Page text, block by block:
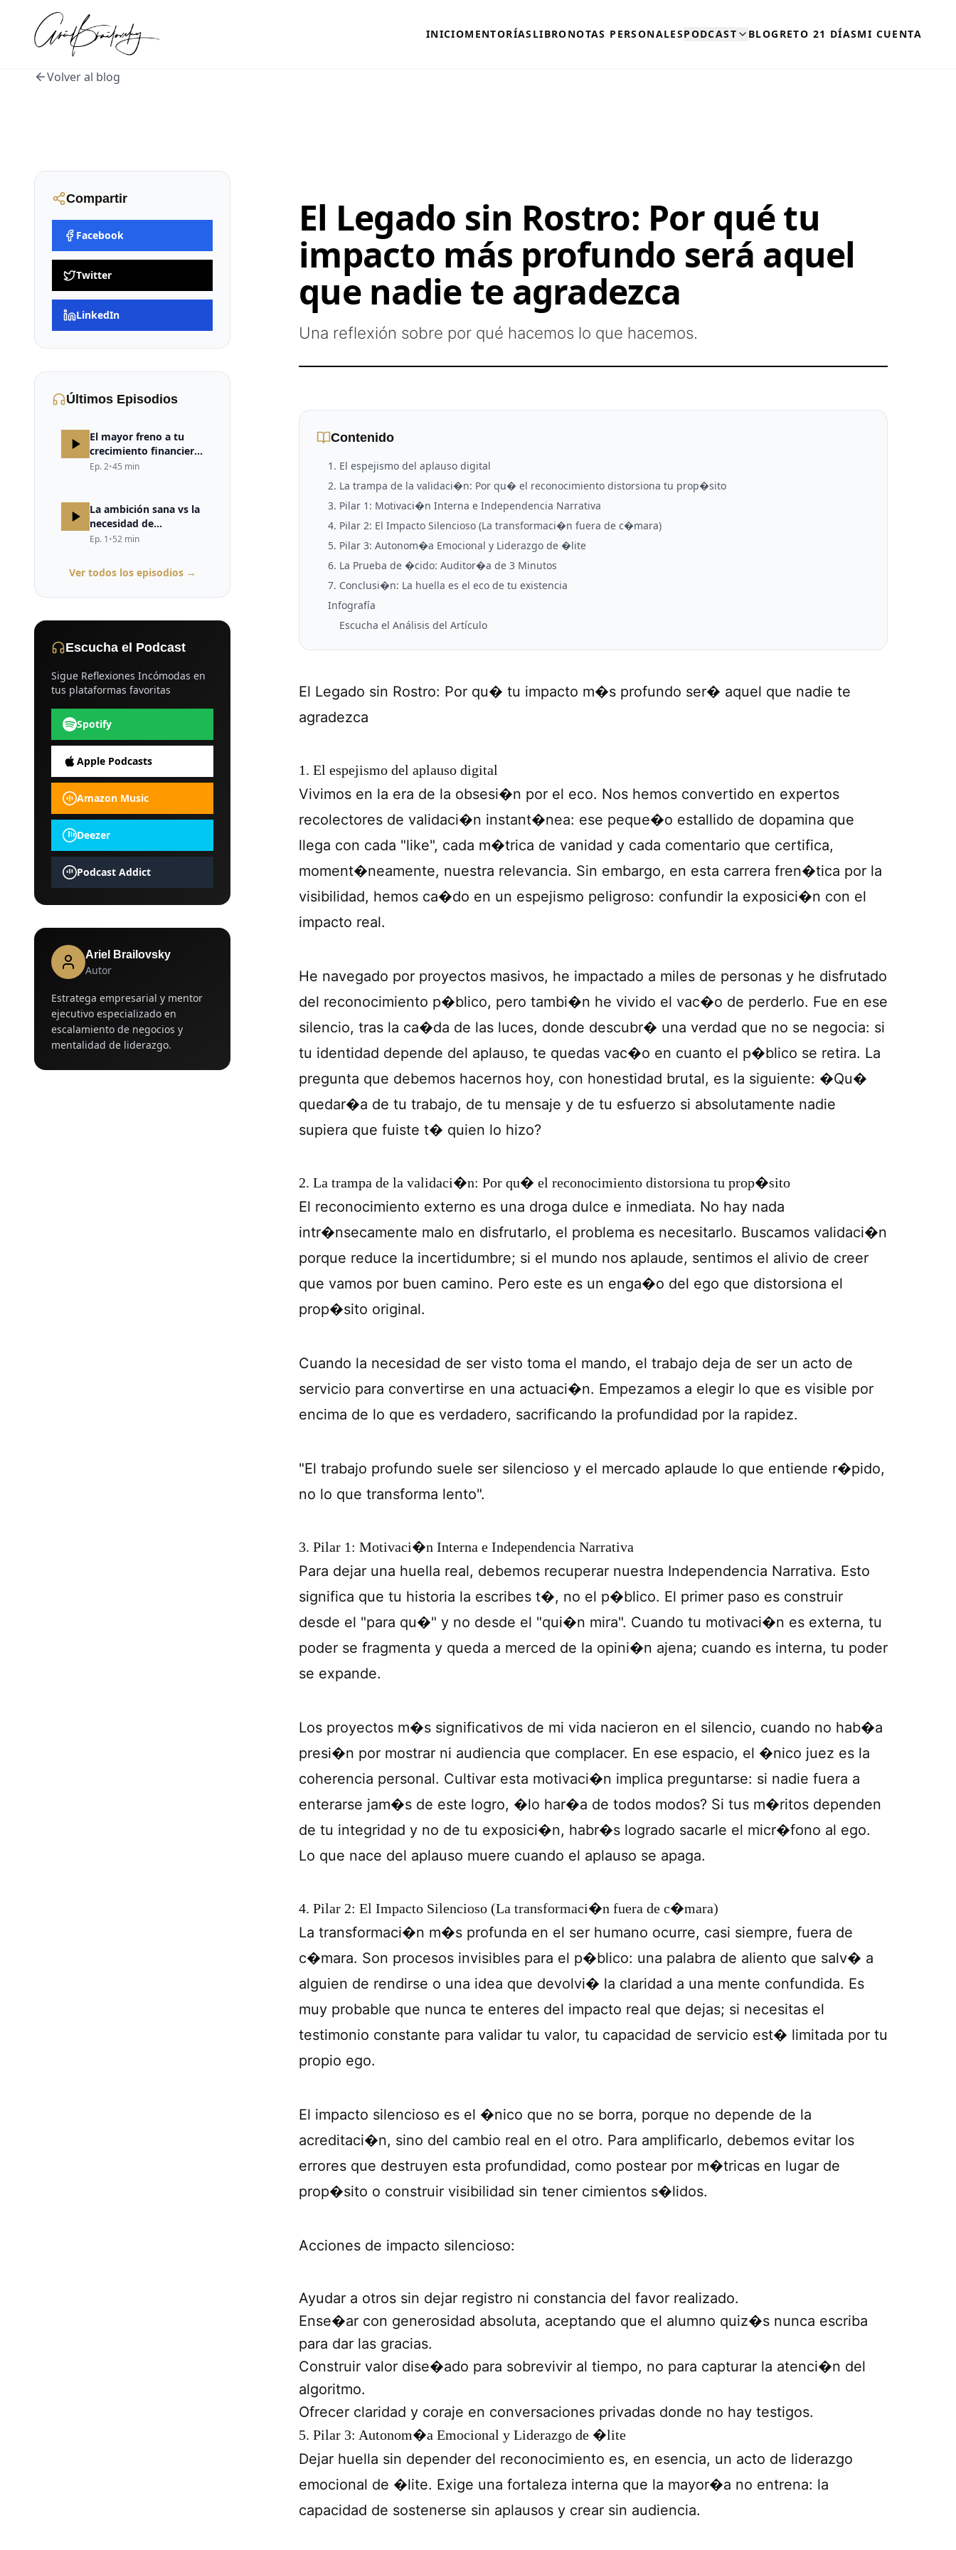
INICIOMENTORÍAS LIBRONOTAS PERSONALESPODCAST BLOG RETO 21 DÍASMI CUENTA
Volver al blog
Compartir
Facebook
Twitter
LinkedIn
Últimos Episodios
El mayor freno a tu
crecimiento financiero
no está en el mercado,
oportunidades. Está en
tu cerebro.
Ep.2•45 min
La ambición sana vs la
necesidad de
validación
Ep. 1•52 min
Ver todos los episodios →
Escucha el Podcast
Sigue Reflexiones Incómodas en
tus plataformas favoritas
Spotify
Apple Podcasts
Amazon Music
Deezer
Podcast Addict
Ariel Brailovsky
Autor
Estratega empresarial y mentor
ejecutivo especializado en
escalamiento de negocios y
mentalidad de liderazgo.
El Legado sin Rostro: Por qué tu
impacto más profundo será aquel
que nadie te agradezca
Una reflexión sobre por qué hacemos lo que hacemos.
Contenido
1. El espejismo del aplauso digital
2. La trampa de la validaci�n: Por qu� el reconocimiento distorsiona tu prop�sito
3. Pilar 1: Motivaci�n Interna e Independencia Narrativa
4. Pilar 2: El Impacto Silencioso (La transformaci�n fuera de c�mara)
5. Pilar 3: Autonom�a Emocional y Liderazgo de �lite
6. La Prueba de �cido: Auditor�a de 3 Minutos
7. Conclusi�n: La huella es el eco de tu existencia
Infografía
Escucha el Análisis del Artículo
El Legado sin Rostro: Por qu� tu impacto m�s profundo ser� aquel que nadie te
agradezca
1. El espejismo del aplauso digital
Vivimos en la era de la obsesi�n por el eco. Nos hemos convertido en expertos
recolectores de validaci�n instant�nea: ese peque�o estallido de dopamina que
llega con cada "like", cada m�trica de vanidad y cada comentario que certifica,
moment�neamente, nuestra relevancia. Sin embargo, en esta carrera fren�tica por la
visibilidad, hemos ca�do en un espejismo peligroso: confundir la exposici�n con el
impacto real.
He navegado por proyectos masivos, he impactado a miles de personas y he disfrutado
del reconocimiento p�blico, pero tambi�n he vivido el vac�o de perderlo. Fue en ese
silencio, tras la ca�da de las luces, donde descubr� una verdad que no se negocia: si
tu identidad depende del aplauso, te quedas vac�o en cuanto el p�blico se retira. La
pregunta que debemos hacernos hoy, con honestidad brutal, es la siguiente: �Qu�
quedar�a de tu trabajo, de tu mensaje y de tu esfuerzo si absolutamente nadie
supiera que fuiste t� quien lo hizo?
2. La trampa de la validaci�n: Por qu� el reconocimiento distorsiona tu prop�sito
El reconocimiento externo es una droga dulce e inmediata. No hay nada
intr�nsecamente malo en disfrutarlo, el problema es necesitarlo. Buscamos validaci�n
porque reduce la incertidumbre; si el mundo nos aplaude, sentimos el alivio de creer
que vamos por buen camino. Pero este es un enga�o del ego que distorsiona el
prop�sito original.
Cuando la necesidad de ser visto toma el mando, el trabajo deja de ser un acto de
servicio para convertirse en una actuaci�n. Empezamos a elegir lo que es visible por
encima de lo que es verdadero, sacrificando la profundidad por la rapidez.
"El trabajo profundo suele ser silencioso y el mercado aplaude lo que entiende r�pido,
no lo que transforma lento".
3. Pilar 1: Motivaci�n Interna e Independencia Narrativa
Para dejar una huella real, debemos recuperar nuestra Independencia Narrativa. Esto
significa que tu historia la escribes t�, no el p�blico. El primer paso es construir
desde el "para qu�" y no desde el "qui�n mira". Cuando tu motivaci�n es externa, tu
poder se fragmenta y queda a merced de la opini�n ajena; cuando es interna, tu poder
se expande.
Los proyectos m�s significativos de mi vida nacieron en el silencio, cuando no hab�a
presi�n por mostrar ni audiencia que complacer. En ese espacio, el �nico juez es la
coherencia personal. Cultivar esta motivaci�n implica preguntarse: si nadie fuera a
enterarse jam�s de este logro, �lo har�a de todos modos? Si tus m�ritos dependen
de tu integridad y no de tu exposici�n, habr�s logrado sacarle el micr�fono al ego.
Lo que nace del aplauso muere cuando el aplauso se apaga.
4. Pilar 2: El Impacto Silencioso (La transformaci�n fuera de c�mara)
La transformaci�n m�s profunda en el ser humano ocurre, casi siempre, fuera de
c�mara. Son procesos invisibles para el p�blico: una palabra de aliento que salv� a
alguien de rendirse o una idea que devolvi� la claridad a una mente confundida. Es
muy probable que nunca te enteres del impacto real que dejas; si necesitas el
testimonio constante para validar tu valor, tu capacidad de servicio est� limitada por tu
propio ego.
El impacto silencioso es el �nico que no se borra, porque no depende de la
acreditaci�n, sino del cambio real en el otro. Para amplificarlo, debemos evitar los
errores que destruyen esta profundidad, como postear por m�tricas en lugar de
prop�sito o construir visibilidad sin tener cimientos s�lidos.
Acciones de impacto silencioso:
Ayudar a otros sin dejar registro ni constancia del favor realizado.
Ense�ar con generosidad absoluta, aceptando que el alumno quiz�s nunca escriba
para dar las gracias.
Construir valor dise�ado para sobrevivir al tiempo, no para capturar la atenci�n del
algoritmo.
Ofrecer claridad y coraje en conversaciones privadas donde no hay testigos.
5. Pilar 3: Autonom�a Emocional y Liderazgo de �lite
Dejar huella sin depender del reconocimiento es, en esencia, un acto de liderazgo
emocional de �lite. Exige una fortaleza interna que la mayor�a no entrena: la
capacidad de sostenerse sin aplausos y crear sin audiencia.